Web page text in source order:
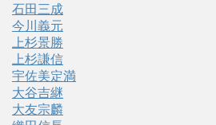
石田三成
今川義元
上杉景勝
上杉謙信
宇佐美定満
大谷吉継
大友宗麟